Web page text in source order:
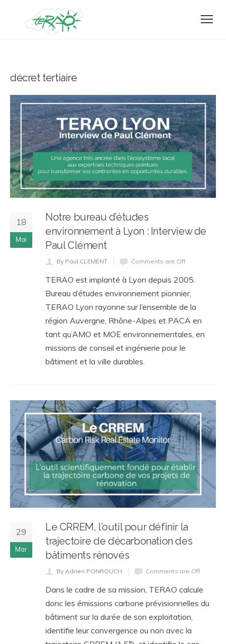
décret tertiaire
18
Mai
Notre bureau d’études
environnement à Lyon : Interview de
Paul Clément
By Paul CLEMENT Comments are Off
TERAO est implanté à Lyon depuis 2005.
Bureau d’études environnement pionnier,
TERAO Lyon rayonne sur l’ensemble de la
région Auvergne, Rhône-Alpes et PACA en
tant qu’AMO et MOE environnementales, en
missions de conseil et ingénierie pour le
bâtiment et la ville durables.
29
Mar
Le CRREM, l’outil pour définir la
trajectoire de décarbonation des
bâtiments rénovés
By Adrien PONROUCH Comments are Off
Dans le cadre de sa mission, TERAO calcule
donc les émissions carbone prévisionnelles du
bâtiment sur la durée de son exploitation,
identifie leur convergence ou non avec la